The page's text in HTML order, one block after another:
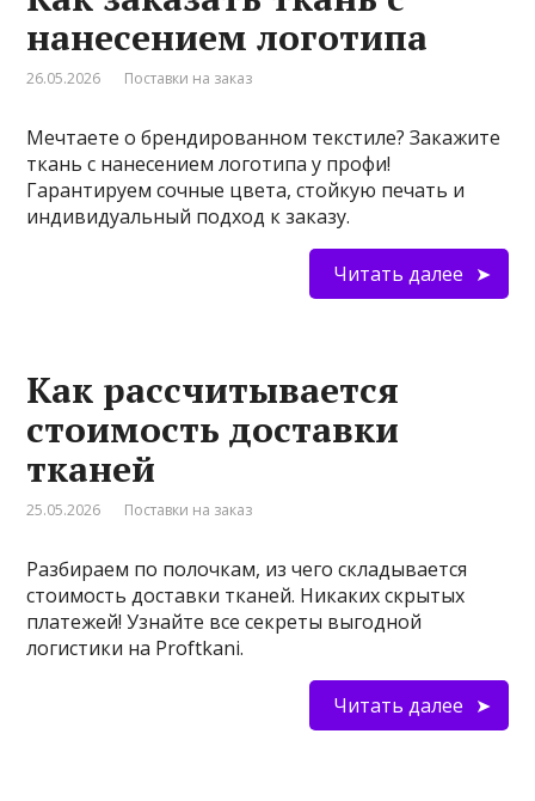
нанесением логотипа
26.05.2026 Поставки на заказ
Мечтаете о брендированном текстиле? Закажите
ткань с нанесением логотипа у профи!
Гарантируем сочные цвета, стойкую печать и
индивидуальный подход к заказу.
Читать далее
Как рассчитывается
стоимость доставки
тканей
25.05.2026 Поставки на заказ
Разбираем по полочкам, из чего складывается
стоимость доставки тканей. Никаких скрытых
платежей! Узнайте все секреты выгодной
логистики на Proftkani.
Читать далее